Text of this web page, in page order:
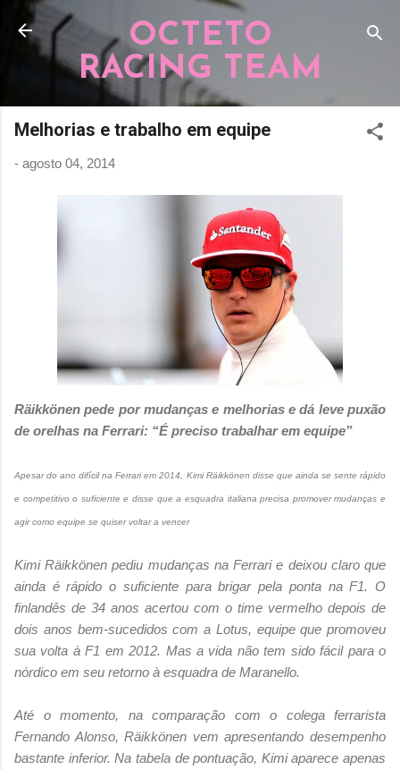
Pular para o conteúdo principal
OCTETO
RACING TEAM
Melhorias e trabalho em equipe
- agosto 04, 2014
Räikkönen pede por mudanças e melhorias e dá leve puxão
de orelhas na Ferrari: “É preciso trabalhar em equipe”
Apesar do ano difícil na Ferrari em 2014, Kimi Räikkönen disse que ainda se sente rápido
e competitivo o suficiente e disse que a esquadra italiana precisa promover mudanças e
agir como equipe se quiser voltar a vencer
Kimi Räikkönen pediu mudanças na Ferrari e deixou claro que
ainda é rápido o suficiente para brigar pela ponta na F1. O
finlandês de 34 anos acertou com o time vermelho depois de
dois anos bem-sucedidos com a Lotus, equipe que promoveu
sua volta à F1 em 2012. Mas a vida não tem sido fácil para o
nórdico em seu retorno à esquadra de Maranello.
Até o momento, na comparação com o colega ferrarista
Fernando Alonso, Räikkönen vem apresentando desempenho
bastante inferior. Na tabela de pontuação, Kimi aparece apenas